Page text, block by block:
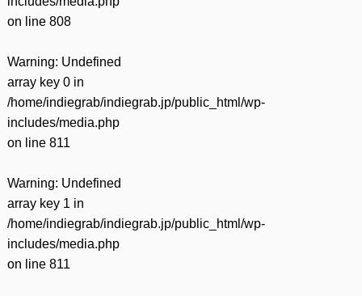
on line 808
Warning: Undefined
array key 0 in
/home/indiegrab/indiegrab.jp/public_html/wp-
includes/media.php
on line 811
Warning: Undefined
array key 1 in
/home/indiegrab/indiegrab.jp/public_html/wp-
includes/media.php
on line 811